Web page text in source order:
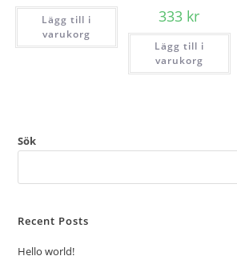
Lägg till i
varukorg
333 kr
Lägg till i
varukorg
Sök
Recent Posts
Hello world!